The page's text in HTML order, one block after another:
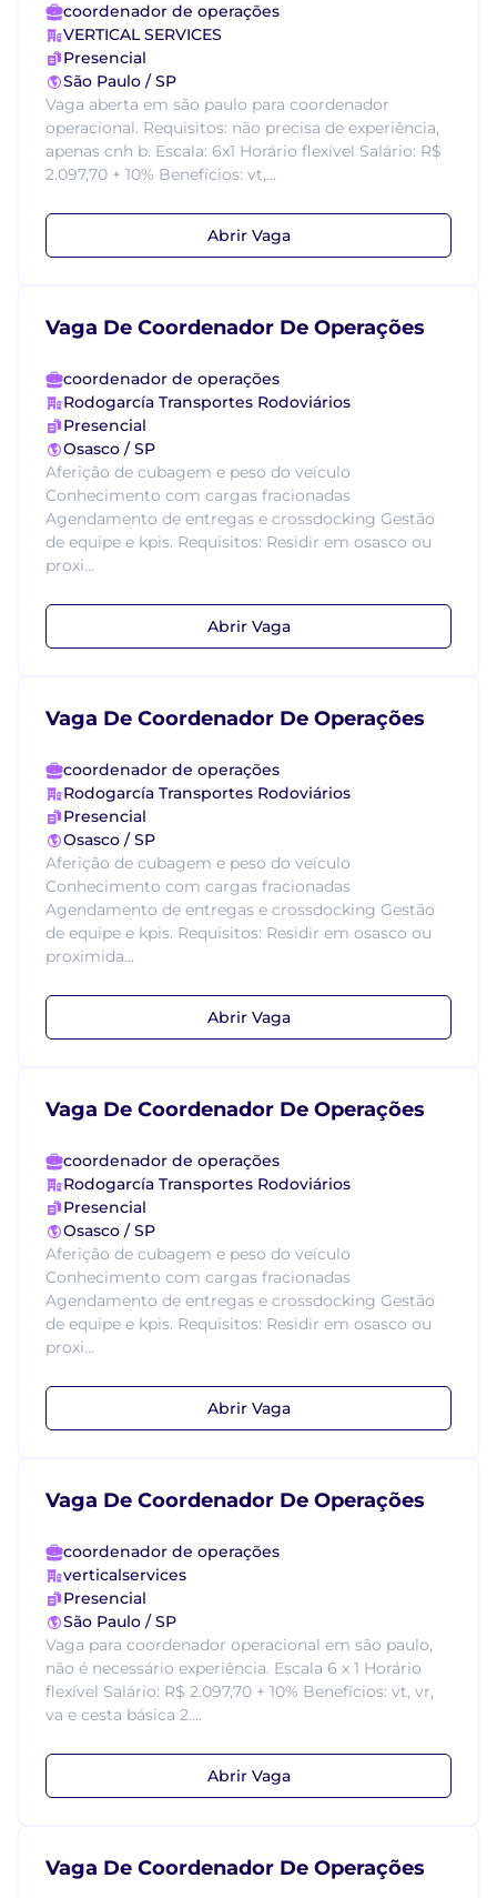
coordenador de operações
VERTICAL SERVICES
Presencial
São Paulo / SP
Vaga aberta em são paulo para coordenador
operacional. Requisitos: não precisa de experiência,
apenas cnh b. Escala: 6x1 Horário flexível Salário: R$
2.097,70 + 10% Benefícios: vt,...
Abrir Vaga
Vaga De Coordenador De Operações
coordenador de operações
Rodogarcía Transportes Rodoviários
Presencial
Osasco / SP
Aferição de cubagem e peso do veículo
Conhecimento com cargas fracionadas
Agendamento de entregas e crossdocking Gestão
de equipe e kpis. Requisitos: Residir em osasco ou
proxi...
Abrir Vaga
Vaga De Coordenador De Operações
coordenador de operações
Rodogarcía Transportes Rodoviários
Presencial
Osasco / SP
Aferição de cubagem e peso do veículo
Conhecimento com cargas fracionadas
Agendamento de entregas e crossdocking Gestão
de equipe e kpis. Requisitos: Residir em osasco ou
proximida...
Abrir Vaga
Vaga De Coordenador De Operações
coordenador de operações
Rodogarcía Transportes Rodoviários
Presencial
Osasco / SP
Aferição de cubagem e peso do veículo
Conhecimento com cargas fracionadas
Agendamento de entregas e crossdocking Gestão
de equipe e kpis. Requisitos: Residir em osasco ou
proxi...
Abrir Vaga
Vaga De Coordenador De Operações
coordenador de operações
verticalservices
Presencial
São Paulo / SP
Vaga para coordenador operacional em são paulo,
não é necessário experiência. Escala 6 x 1 Horário
flexível Salário: R$ 2.097,70 + 10% Benefícios: vt, vr,
va e cesta básica 2....
Abrir Vaga
Vaga De Coordenador De Operações